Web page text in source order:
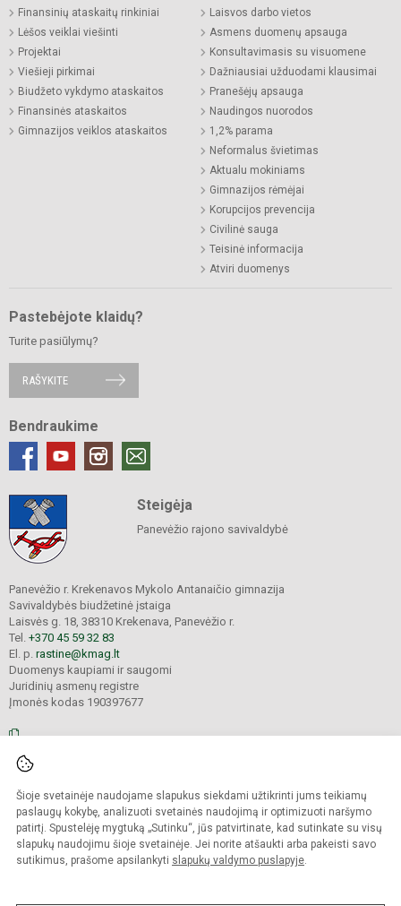
Šioje svetainėje naudojame slapukus siekdami užtikrinti jums teikiamų
paslaugų kokybę, analizuoti svetainės naudojimą ir optimizuoti naršymo
patirtį. Spustelėję mygtuką „Sutinku“, jūs patvirtinate, kad sutinkate su visų
slapukų naudojimu šioje svetainėje. Jei norite atšaukti arba pakeisti savo
sutikimus, prašome apsilankyti slapukų valdymo puslapyje.
Finansinių ataskaitų rinkiniai
Lėšos veiklai viešinti
Projektai
Viešieji pirkimai
Biudžeto vykdymo ataskaitos
Finansinės ataskaitos
Gimnazijos veiklos ataskaitos
Laisvos darbo vietos
Asmens duomenų apsauga
Konsultavimasis su visuomene
Dažniausiai užduodami klausimai
Pranešėjų apsauga
Naudingos nuorodos
1,2% parama
Neformalus švietimas
Aktualu mokiniams
Gimnazijos rėmėjai
Korupcijos prevencija
Civilinė sauga
Teisinė informacija
Atviri duomenys
Pastebėjote klaidų?
Turite pasiūlymų?
RAŠYKITE
Bendraukime
Steigėja
Panevėžio rajono savivaldybė
Panevėžio r. Krekenavos Mykolo Antanaičio gimnazija
Savivaldybės biudžetinė įstaiga
Laisvės g. 18, 38310 Krekenava, Panevėžio r.
Tel. +370 45 59 32 83
El. p. rastine@kmag.lt
Duomenys kaupiami ir saugomi
Juridinių asmenų registre
Įmonės kodas 190397677
saugomos.
Kopijuoti turinį be raštiško gimnazijos sutikimo griežtai draudžiama.
Prieinamumo paraiška Slapukų valdymas
Sumanus būdas atnaujinti